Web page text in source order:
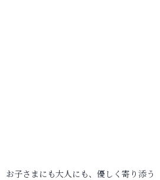
お子さまにも大人にも、優しく寄り添う